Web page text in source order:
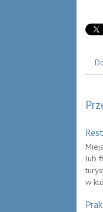
lub
w